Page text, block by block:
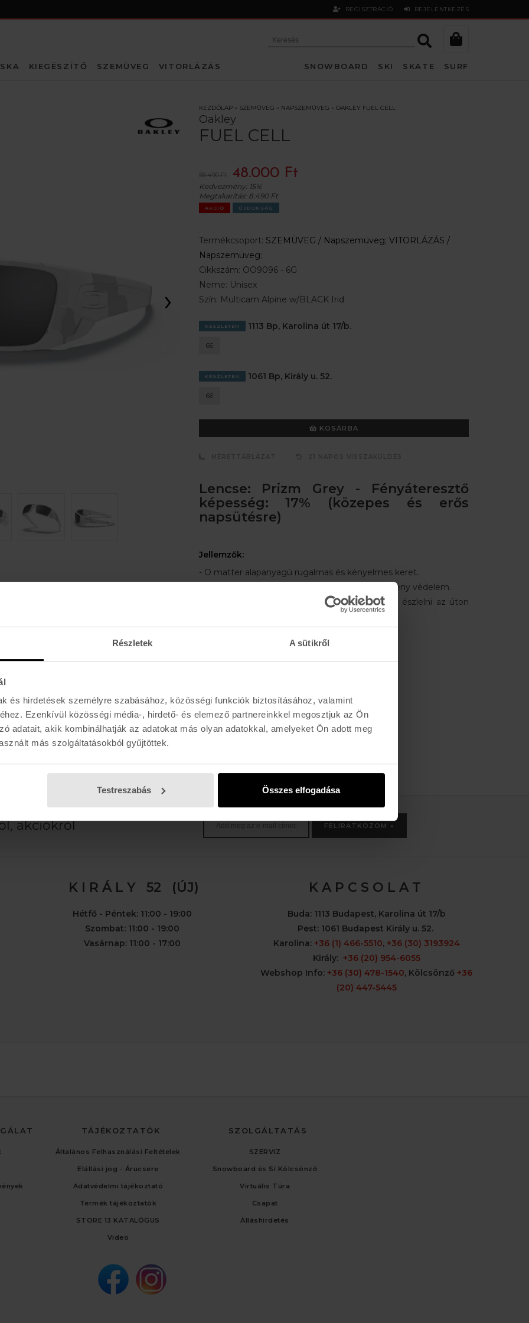
Részletek A sütikről
és hirdetések személyre szabásához, közösségi funkciók biztosításához, valamint
Ezenkívül közösségi média-, hirdető- és elemező partnereinkkel megosztjuk az Ön
adatait, akik kombinálhatják az adatokat más olyan adatokkal, amelyeket Ön adott meg
más szolgáltatásokból gyűjtöttek.
Testreszabás Összes elfogadása
REGISZTRÁCIÓ BEJELENTKEZÉS
KIEGÉSZÍTŐ SZEMÜVEG VITORLÁZÁS SNOWBOARD SKI SKATE SURF
›
KEZDŐLAP» SZEMÜVEG » NAPSZEMÜVEG » OAKLEY FUEL CELL
Oakley
FUEL CELL
56.490 Ft 48.000 Ft
Kedvezmény: 15%
Megtakarítás: 8.490 Ft
AKCIÓ ÚJDONSÁG
Termékcsoport: SZEMÜVEG / Napszemüveg; VITORLÁZÁS /
Napszemüveg;
Cikkszám: OO9096 - 6G
Neme: Unisex
Szín: Multicam Alpine w/BLACK Irid
KÉSZLETEN 1113 Bp, Karolina út 17/b.
66
KÉSZLETEN 1061 Bp, Király u. 52.
66
KOSÁRBA
Lencse: Prizm Grey - Fényáteresztő
képesség: 17% (közepes és erős
napsütésre)
Jellemzők:
- O matter alapanyagú rugalmas és kényelmes keret.
- Anyagában biztosított UVA, UVB, UVC, és kékfény védelem.
- Prizm: Kiemeli a kontrasztokat, így könnyebb észlelni az úton
lévő akadályokat, köveket és gödröket.
Lencse magassága:39 mm
Szárhossz:130 mm
akciókról FELIRATKOZOM »
K I R Á L Y 52 (ÚJ)
Hétfő - Péntek: 11:00 - 19:00
Szombat: 11:00 - 19:00
Vasárnap: 11:00 - 17:00
K A P C S O L A T
Buda:1113 Budapest, Karolina út 17/b
Pest:1061 Budapest Király u. 52.
Karolina: +36 (1) 466-5510, +36 (30) 3193924
Király: +36 (20) 954-6055
Webshop Info: +36 (30) 478-1540, Kölcsönző +36
(20) 447-5445
TÁJÉKOZTATÓK
Általános Felhasználási Feltételek
Elállási jog - Árucsere
Adatvédelmi tájékoztató
Termék tájékoztatók
STORE 13 KATALÓGUS
Video
SZOLGÁLTATÁS
SZERVIZ
Snowboard és Sí Kölcsönző
Virtuális Túra
Csapat
Álláshirdetés